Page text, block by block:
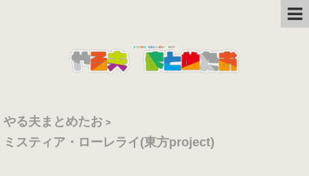
やる夫まとめたお >
ミスティア・ローレライ(東方project)